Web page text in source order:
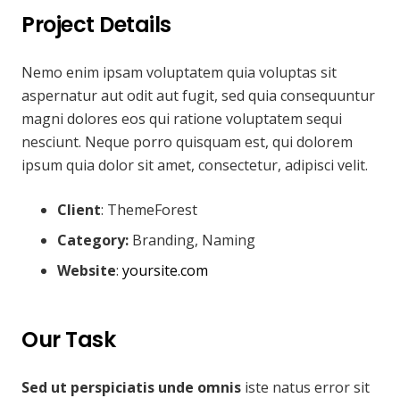
Project Details
Nemo enim ipsam voluptatem quia voluptas sit
aspernatur aut odit aut fugit, sed quia consequuntur
magni dolores eos qui ratione voluptatem sequi
nesciunt. Neque porro quisquam est, qui dolorem
ipsum quia dolor sit amet, consectetur, adipisci velit.
Client: ThemeForest
Category: Branding, Naming
Website: yoursite.com
Our Task
Sed ut perspiciatis unde omnis iste natus error sit